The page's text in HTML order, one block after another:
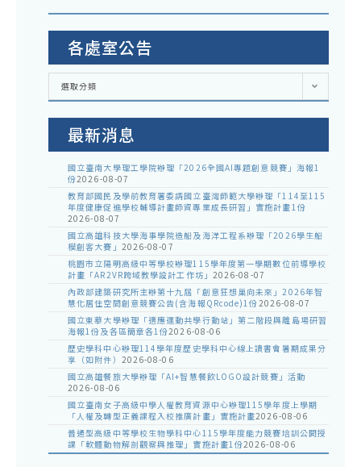
各處室公告
各
室
選取分類
最新消息
國立臺南大學理工學院辦理「2026全國AI專題創意競賽」海報1
份2026-08-07
教育部國民及學前教育署委請國立臺灣師範大學辦理「114至115
年度健康促進學校輔導計畫師資專業成長研習」實施計畫1份
2026-08-07
國立高雄科技大學海事學院造船及海洋工程系辦理「2026學生船
模創客大賽」 2026-08-07
桃園市立陽明高級中等學校辦理115學年度第一學期數位前導學校
計畫「AR2VR跨域教學設計工作坊」 2026-08-07
內政部建築研究所主辦第十九屆「創意狂想巢向未來」2026年智
慧化居住空間創意競賽公告(含海報QRcode)1份2026-08-07
國立東華大學辦理「適應運動共學行動站」第二階段與離島場研習
海報1份及各區簡章各1份2026-08-06
歷史學科中心辦理114學年度歷史學科中心線上讀書會暑期成果分
享（如附件） 2026-08-06
國立高雄餐旅大學辦理「AI+智慧餐飲LOGO設計競賽」活動
2026-08-06
國立臺南女子高級中學人權教育資源中心辦理115學年度上學期
「人權及轉型正義課程入校推廣計畫」實施計畫2026-08-06
普通型高級中等學校生物學科中心115學年度能力競賽培訓公開授
課「軟體動物解剖觀察與推理」實施計畫1份2026-08-06